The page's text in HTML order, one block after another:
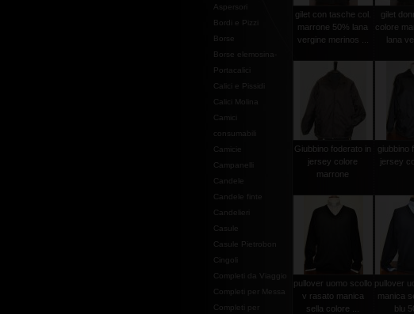
Aspersori
Bordi e Pizzi
Borse
Borse elemosina-
Portacalici
Calici e Pissidi
Calici Molina
Camici
consumabili
Camicie
Campanelli
Candele
Candele finte
Candelieri
Casule
Casule Pietrobon
Cingoli
Completi da Viaggio
Completi per Messa
Completi per
gilet con tasche col.
marrone 50% lana
vergine merinos ...
gilet
colore
lana
Giubbino foderato in
jersey colore
marrone
giubbino
jersey
pullover uomo scollo
v rasato manica
sella colore ...
pullover
manica
blu